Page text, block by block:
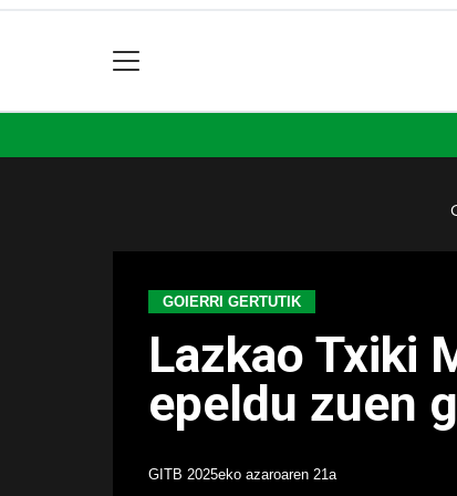
GOIERRI GERTUTIK
Lazkao Txiki
epeldu zuen
GITB 2025eko azaroaren 21a